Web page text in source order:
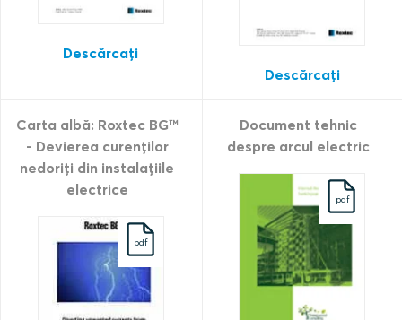
Descărcați
Descărcați
Carta albă: Roxtec BG™
- Devierea curenților
nedoriți din instalațiile
electrice
pdf
Document tehnic
despre arcul electric
pdf